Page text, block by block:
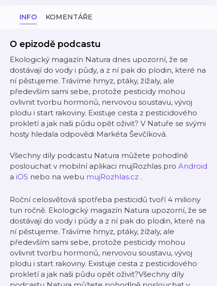
INFO KOMENTÁŘE
O epizodě podcastu
Ekologický magazín Natura dnes upozorní, že se
dostávají do vody i půdy, a z ní pak do plodin, které na
ní pěstujeme. Trávíme hmyz, ptáky, žížaly, ale
především sami sebe, protože pesticidy mohou
ovlivnit tvorbu hormonů, nervovou soustavu, vývoj
plodu i start rakoviny. Existuje cesta z pesticidového
prokletí a jak naši půdu opět oživit? V Natuře se svými
hosty hledala odpovědi Markéta Ševčíková.
Všechny díly podcastu Natura můžete pohodlně
poslouchat v mobilní aplikaci mujRozhlas pro Android
a iOS nebo na webu mujRozhlas.cz .
Roční celosvětová spotřeba pesticidů tvoří 4 miliony
tun ročně. Ekologický magazín Natura upozorní, že se
dostávají do vody i půdy a z ní pak do plodin, které na
ní pěstujeme. Trávíme hmyz, ptáky, žížaly, ale
především sami sebe, protože pesticidy mohou
ovlivnit tvorbu hormonů, nervovou soustavu, vývoj
plodu i start rakoviny. Existuje cesta z pesticidového
prokletí a jak naši půdu opět oživit?Všechny díly